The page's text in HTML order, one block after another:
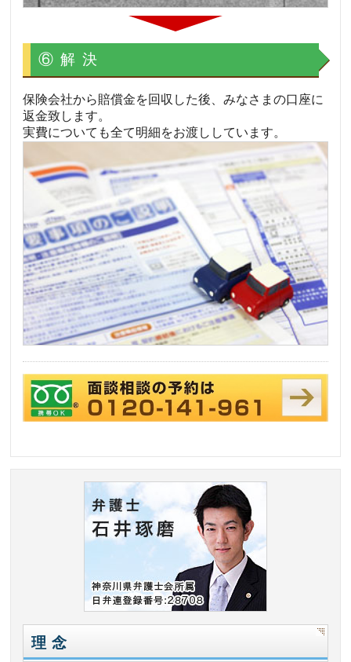
⑥ 解 決
保険会社から賠償金を回収した後、みなさまの口座に
返金致します。
実費についても全て明細をお渡ししています。
理 念